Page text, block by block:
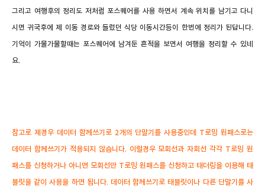
그리고 여행후의 정리도 저처럼 포스퀘어를 사용 하면서 계속 위치를 남기고 다니
시면 귀국후에 제 이동 경로와 들렀던 식당 이동시간등이 한번에 정리가 된답니다.
기억이 가물가물할때는 포스퀘어에 남겨둔 흔적을 보면서 여행을 정리할 수 있네
요.
참고로 제경우 데이터 함께쓰기로 2개의 단말기를 사용중인데 T로밍 원패스로는
데이터 함께쓰기가 적용되지 않습니다. 이럴경우 모회선과 자회선 각각 T로밍 원
패스를 신청하거나 아니면 모회선만 T로밍 원패스를 신청하고 태더링을 이용해 태
블릿을 같이 사용을 하면 됩니다. 데이터 함께쓰기로 태블릿이나 다른 단말기를 사